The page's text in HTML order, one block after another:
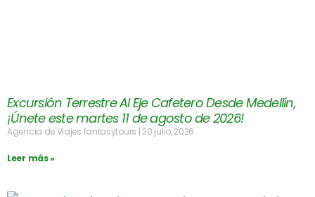
Excursión Terrestre Al Eje Cafetero Desde Medellín,
¡Únete este martes 11 de agosto de 2026!
Agencia de Viajes fantasytours 20 julio, 2026
Leer más »